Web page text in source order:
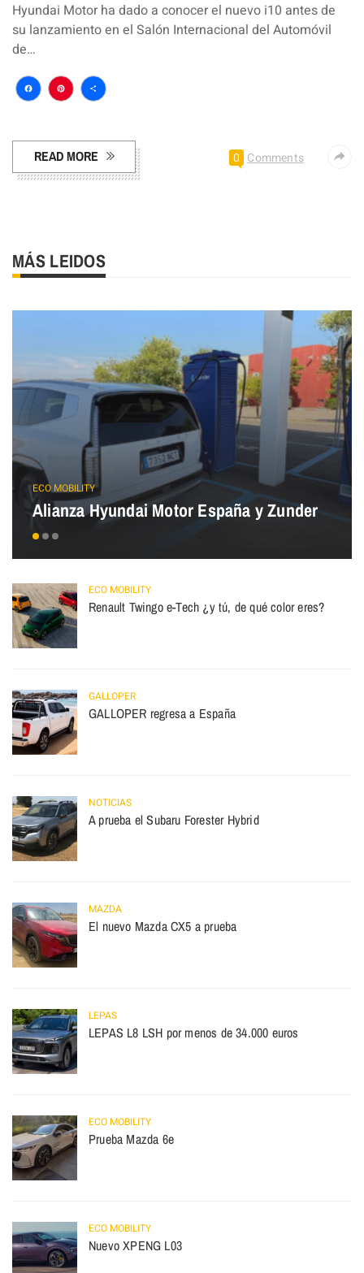
Hyundai Motor ha dado a conocer el nuevo i10 antes de
su lanzamiento en el Salón Internacional del Automóvil
de…
Facebook
Pinterest
Compartir
READ MORE 0 Comments
MÁS LEIDOS
ECO MOBILITY
Alianza Hyundai Motor España y Zunder
ECO MOBILITY
Renault Twingo e-Tech ¿y tú, de qué color eres?
GALLOPER
GALLOPER regresa a España
NOTICIAS
A prueba el Subaru Forester Hybrid
MAZDA
El nuevo Mazda CX5 a prueba
LEPAS
LEPAS L8 LSH por menos de 34.000 euros
ECO MOBILITY
Prueba Mazda 6e
ECO MOBILITY
Nuevo XPENG L03